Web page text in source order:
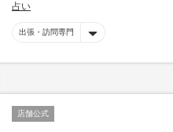
占い
出張・訪問専門
店舗公式